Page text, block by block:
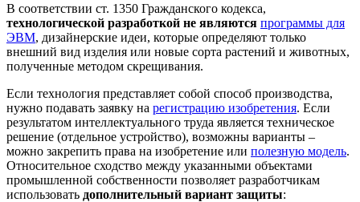
В соответствии ст. 1350 Гражданского кодекса,
технологической разработкой не являются программы для
ЭВМ, дизайнерские идеи, которые определяют только
внешний вид изделия или новые сорта растений и животных,
полученные методом скрещивания.
Если технология представляет собой способ производства,
нужно подавать заявку на регистрацию изобретения. Если
результатом интеллектуального труда является техническое
решение (отдельное устройство), возможны варианты –
можно закрепить права на изобретение или полезную модель.
Относительное сходство между указанными объектами
промышленной собственности позволяет разработчикам
использовать дополнительный вариант защиты: